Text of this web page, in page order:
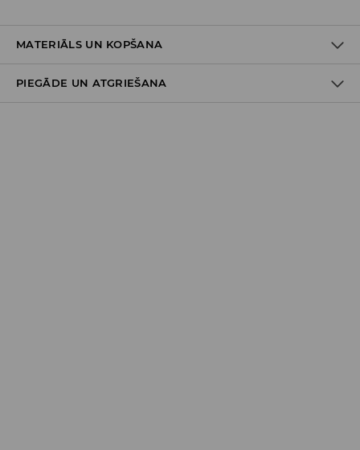
MATERIĀLS UN KOPŠANA
60% KOKVILNA, 40% POLIESTERIS
PIEGĀDE UN ATGRIEŠANA